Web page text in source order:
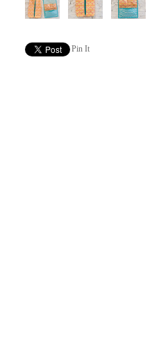
Pin It